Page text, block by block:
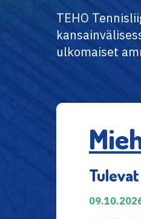
TEHO
ulkomaiset